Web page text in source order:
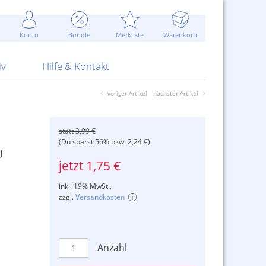
Konto Bundle Merkliste Warenkorb
Attrappen Blitzschnell...
Sommerpreise u.v.m.
ARS Pirotecnia
Hilfe & Kontakt
Kontaktformular
AGB
voriger Artikel nächster Artikel
statt 3,99 €
(Du sparst 56% bzw. 2,24 €)
jetzt 1,75 €
inkl. 19% MwSt.,
zzgl.Versandkosten
Anzahl